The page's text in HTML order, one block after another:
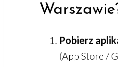
Pobierz
(App Store /